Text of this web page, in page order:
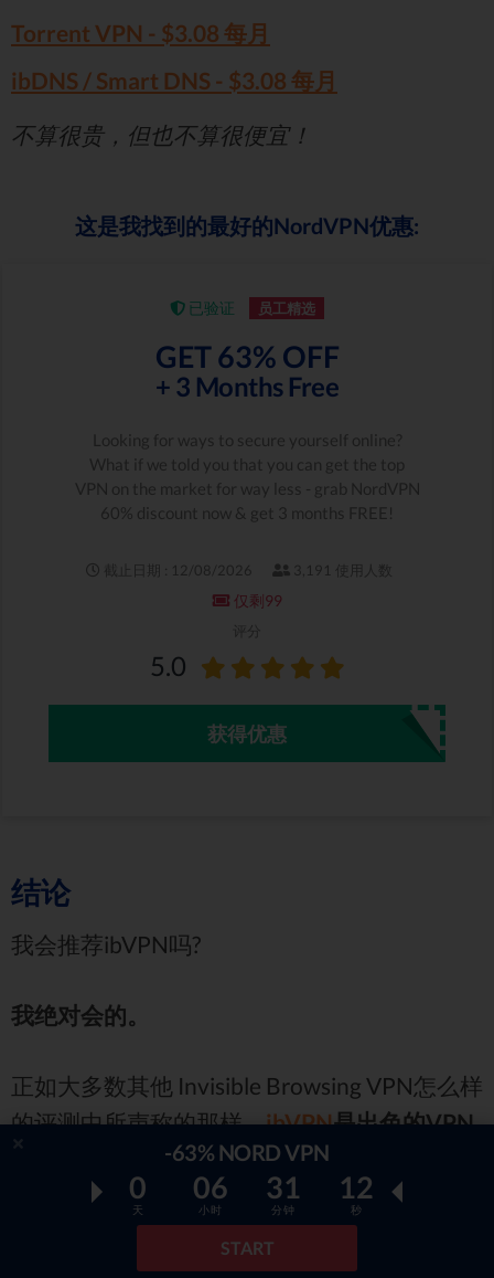
Torrent VPN - $3.08 每月
ibDNS / Smart DNS - $3.08 每月
不算很贵，但也不算很便宜！
这是我找到的最好的NordVPN优惠:
已验证 员工精选
GET 63% OFF
+ 3 Months Free
Looking for ways to secure yourself online?
What if we told you that you can get the top
VPN on the market for way less - grab NordVPN
60% discount now & get 3 months FREE!
截止日期 : 12/08/2026 3,191 使用人数
仅剩99
评分
5.0
获得优惠
结论
我会推荐ibVPN吗?
我绝对会的。
正如大多数其他 Invisible Browsing VPN怎么样
的评测中所声称的那样，ibVPN是出色的VPN
它的速度还没有那么出色
和 客户支持方面，Invisible Browing仍
然有很大优势（24/7实时客户支持实在没什么
）。
-63% NORD VPN
0
天
06
小时
31
分钟
11
秒
START